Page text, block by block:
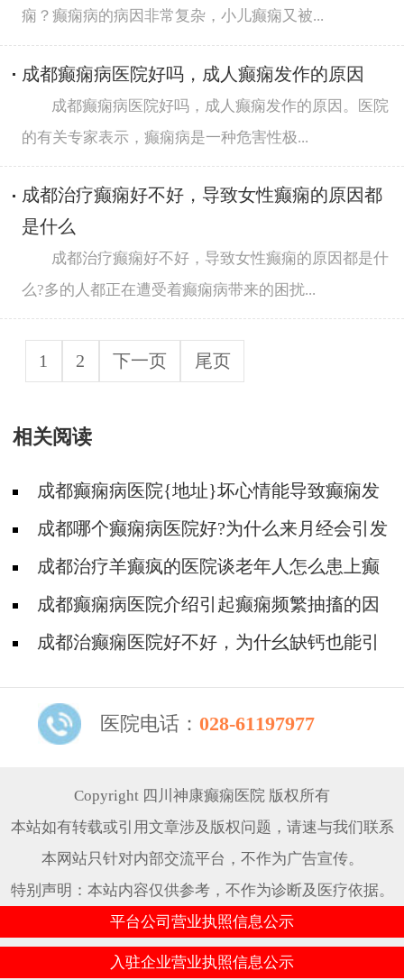
痫？癫痫病的病因非常复杂，小儿癫痫又被...
成都癫痫病医院好吗，成人癫痫发作的原因
成都癫痫病医院好吗，成人癫痫发作的原因。医院
的有关专家表示，癫痫病是一种危害性极...
成都治疗癫痫好不好，导致女性癫痫的原因都
是什么
成都治疗癫痫好不好，导致女性癫痫的原因都是什
么?多的人都正在遭受着癫痫病带来的困扰...
1 2 下一页 尾页
相关阅读
成都癫痫病医院{地址}坏心情能导致癫痫发
作吗?成都哪个癫痫病医院好?为什么来月经会引发
癫痫病?
成都治疗羊癫疯的医院谈老年人怎么患上癫
痫病的?
成都癫痫病医院介绍引起癫痫频繁抽搐的因
素
成都治癫痫医院好不好，为什幺缺钙也能引
医院电话： 028-61197977
Copyright 四川神康癫痫医院 版权所有
本站如有转载或引用文章涉及版权问题，请速与我们联系
本网站只针对内部交流平台，不作为广告宣传。
特别声明：本站内容仅供参考，不作为诊断及医疗依据。
平台公司营业执照信息公示
入驻企业营业执照信息公示